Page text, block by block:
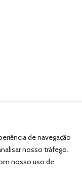
de navegação
nosso tráfego.
nosso uso de